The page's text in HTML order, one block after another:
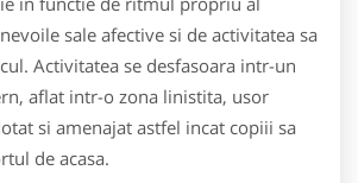
sale afective si de activitatea sa
Activitatea se desfasoara intr-un
aflat intr-o zona linistita, usor
si amenajat astfel incat copiii sa
de acasa.